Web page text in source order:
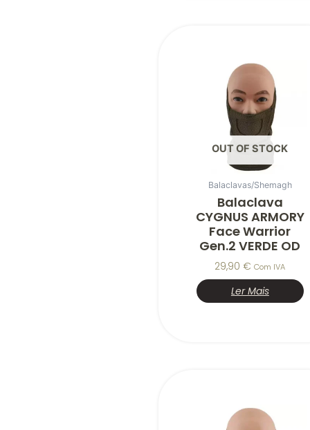
OUT OF STOCK
Balaclavas/Shemagh
Balaclava
CYGNUS ARMORY
Face Warrior
Gen.2 VERDE OD
29,90€ Com IVA
Ler Mais